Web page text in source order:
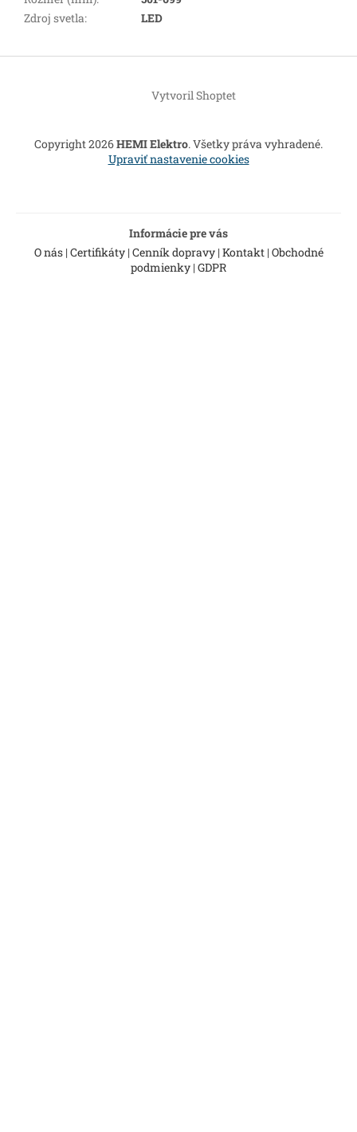
Zdroj svetla: LED
Vytvoril Shoptet
Copyright 2026HEMI Elektro. Všetky práva vyhradené.
Upraviť nastavenie cookies
Informácie pre vás
O nás| Certifikáty| Cenník dopravy| Kontakt| Obchodné
podmienky | GDPR